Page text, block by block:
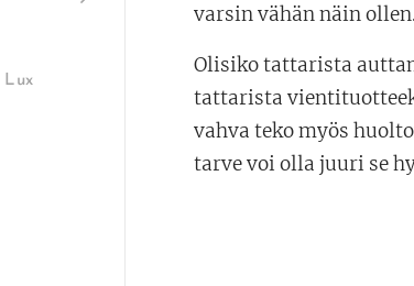
Lux
varsin vähän näin ollen.
Olisiko tattarista
tattarista
vahva teko myös
tarve voi olla juuri se